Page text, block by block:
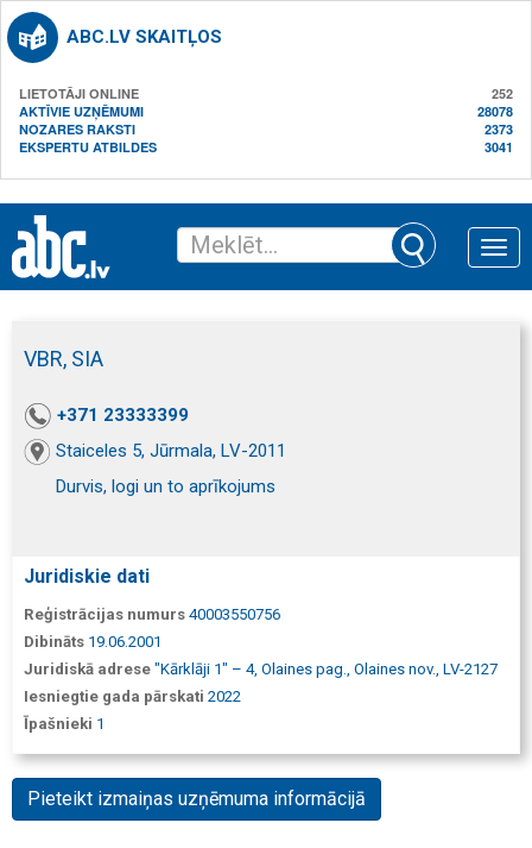
ABC.LV SKAITĻOS
LIETOTĀJI ONLINE
252
AKTĪVIE UZŅĒMUMI
28078
NOZARES RAKSTI
2373
EKSPERTU ATBILDES
3041
Toggle
VBR, SIA
+371 23333399
Staiceles 5, Jūrmala, LV-2011
Durvis, logi un to aprīkojums
Juridiskie dati
Reģistrācijas numurs 40003550756
Dibināts 19.06.2001
Juridiskā adrese "Kārklāji 1" – 4, Olaines pag., Olaines nov., LV-2127
Iesniegtie gada pārskati 2022
Īpašnieki 1
Pieteikt izmaiņas uzņēmuma informācijā